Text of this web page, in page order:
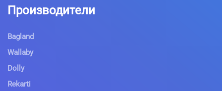
Производители
Bagland
Wallaby
Dolly
Rekarti